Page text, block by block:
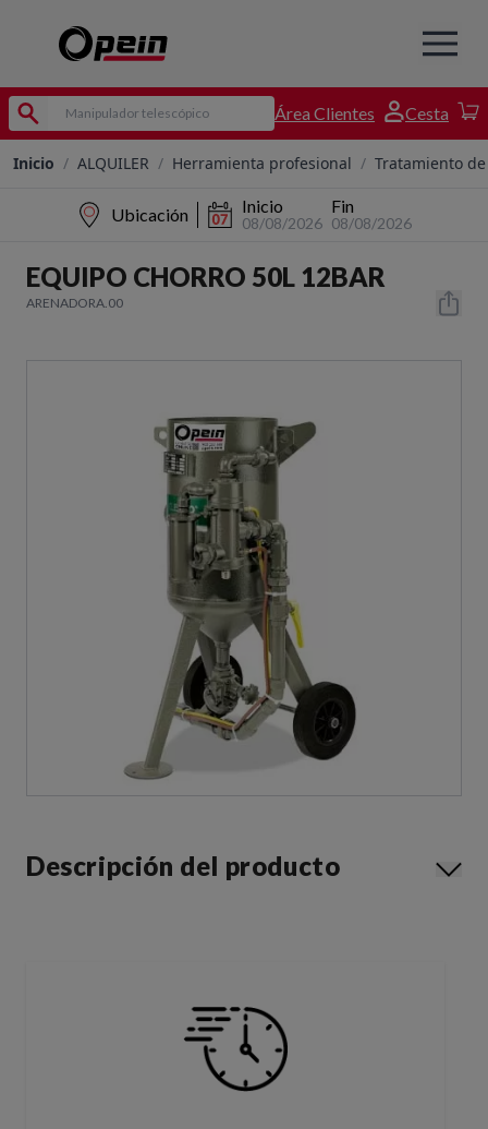
Área Clientes Cesta
Inicio / ALQUILER / Herramienta profesional / Tratamiento
Ubicación Inicio
08/08/2026
Fin
08/08/2026
EQUIPO CHORRO 50L 12BAR
ARENADORA.00
Descripción del producto